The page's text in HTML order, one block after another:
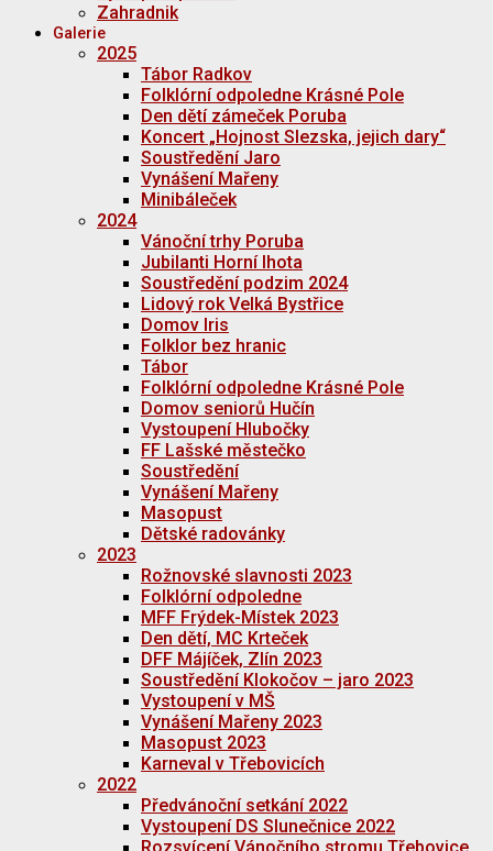
Zahradnik
Galerie
2025
Tábor Radkov
Folklórní odpoledne Krásné Pole
Den dětí zámeček Poruba
Koncert „Hojnost Slezska, jejich dary“
Soustředění Jaro
Vynášení Mařeny
Minibáleček
2024
Vánoční trhy Poruba
Jubilanti Horní lhota
Soustředění podzim 2024
Lidový rok Velká Bystřice
Domov Iris
Folklor bez hranic
Tábor
Folklórní odpoledne Krásné Pole
Domov seniorů Hučín
Vystoupení Hlubočky
FF Lašské městečko
Soustředění
Vynášení Mařeny
Masopust
Dětské radovánky
2023
Rožnovské slavnosti 2023
Folklórní odpoledne
MFF Frýdek-Místek 2023
Den dětí, MC Krteček
DFF Májíček, Zlín 2023
Soustředění Klokočov – jaro 2023
Vystoupení v MŠ
Vynášení Mařeny 2023
Masopust 2023
Karneval v Třebovicích
2022
Předvánoční setkání 2022
Vystoupení DS Slunečnice 2022